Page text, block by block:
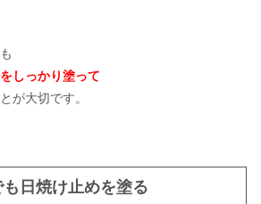
しっかり塗って
が大切です。
日焼け止めを塗る